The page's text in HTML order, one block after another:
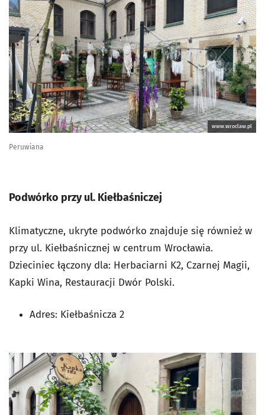
www.wroclaw.pl
Peruwiana
Podwórko przy ul. Kiełbaśniczej
Klimatyczne, ukryte podwórko znajduje się również w
przy ul. Kiełbaśnicznej w centrum Wrocławia.
Dzieciniec łączony dla: Herbaciarni K2, Czarnej Magii,
Kapki Wina, Restauracji Dwór Polski.
Adres: Kiełbaśnicza 2